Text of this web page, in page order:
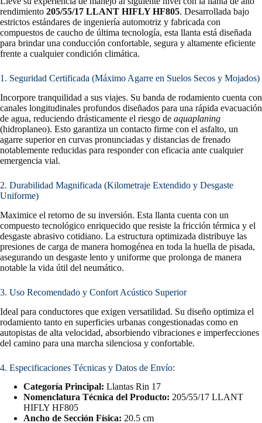
rendimiento 205/55/17 LLANT HIFLY HF805. Desarrollada bajo
estrictos estándares de ingeniería automotriz y fabricada con
compuestos de caucho de última tecnología, esta llanta está diseñada
para brindar una conducción confortable, segura y altamente eficiente
frente a cualquier condición climática.
1. Seguridad Certificada (Máximo Agarre en Suelos Secos y Mojados)
Incorpore tranquilidad a sus viajes. Su banda de rodamiento cuenta con
canales longitudinales profundos diseñados para una rápida evacuación
de agua, reduciendo drásticamente el riesgo de aquaplaning
(hidroplaneo). Esto garantiza un contacto firme con el asfalto, un
agarre superior en curvas pronunciadas y distancias de frenado
notablemente reducidas para responder con eficacia ante cualquier
emergencia vial.
2. Durabilidad Magnificada (Kilometraje Extendido y Desgaste
Uniforme)
Maximice el retorno de su inversión. Esta llanta cuenta con un
compuesto tecnológico enriquecido que resiste la fricción térmica y el
desgaste abrasivo cotidiano. La estructura optimizada distribuye las
presiones de carga de manera homogénea en toda la huella de pisada,
asegurando un desgaste lento y uniforme que prolonga de manera
notable la vida útil del neumático.
3. Uso Recomendado y Confort Acústico Superior
Ideal para conductores que exigen versatilidad. Su diseño optimiza el
rodamiento tanto en superficies urbanas congestionadas como en
autopistas de alta velocidad, absorbiendo vibraciones e imperfecciones
del camino para una marcha silenciosa y confortable.
4. Especificaciones Técnicas y Datos de Envío:
Categoría Principal: Llantas Rin 17
Nomenclatura Técnica del Producto: 205/55/17 LLANT
HIFLY HF805
Ancho de Sección Física: 20.5 cm